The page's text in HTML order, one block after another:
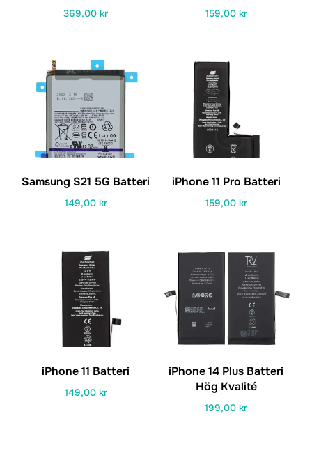
369,00kr 159,00 kr
Samsung S21 5G Batteri
149,00 kr
iPhone 11 Pro Batteri
159,00 kr
iPhone 11 Batteri
149,00 kr
iPhone 14 Plus Batteri
Hög Kvalité
199,00kr